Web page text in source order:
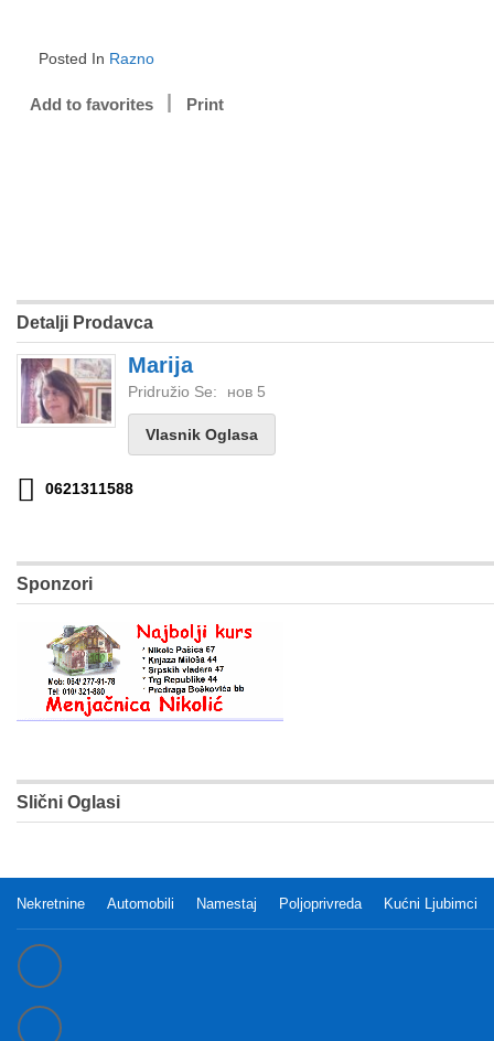
Posted In Razno
Add to favorites Print
Detalji Prodavca
Marija
Pridružio Se: нов 5
Vlasnik Oglasa
0621311588
Sponzori
Slični Oglasi
Nekretnine Automobili Namestaj Poljoprivreda Kućni Ljubimci